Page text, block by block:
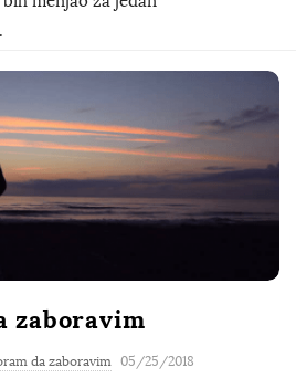
zaboravim
da zaboravim 05/25/2018